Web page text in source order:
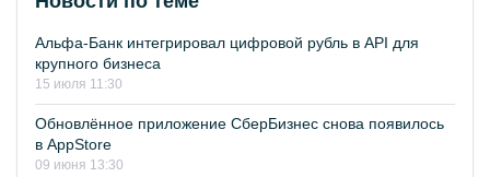
Альфа-Банк интегрировал цифровой рубль в API для
крупного бизнеса
15 июля 11:30
Обновлённое приложение СберБизнес снова появилось
в AppStore
09 июня 13:30